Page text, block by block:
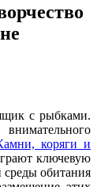
с рыбками.
коряги и
ключевую
обитания